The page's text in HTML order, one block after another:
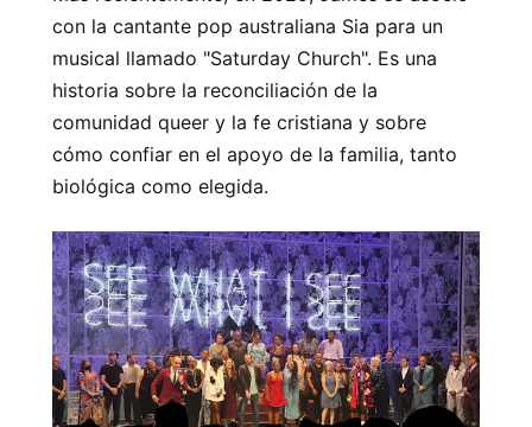
con la cantante pop australiana Sia para un
musical llamado "Saturday Church". Es una
historia sobre la reconciliación de la
comunidad queer y la fe cristiana y sobre
cómo confiar en el apoyo de la familia, tanto
biológica como elegida.